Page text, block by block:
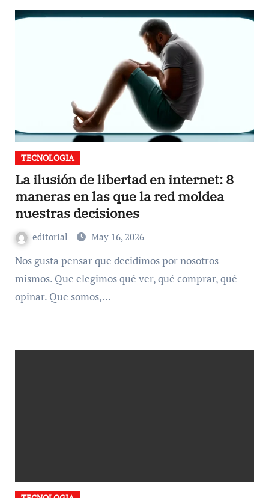
TECNOLOGIA
La ilusión de libertad en internet: 8
maneras en las que la red moldea
nuestras decisiones
editorial May 16, 2026
Nos gusta pensar que decidimos por nosotros
mismos. Que elegimos qué ver, qué comprar, qué
opinar. Que somos,…